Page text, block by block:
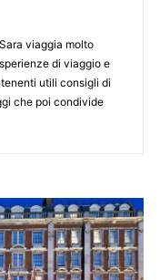
viaggia molto
di viaggio e
utili consigli di
che poi condivide